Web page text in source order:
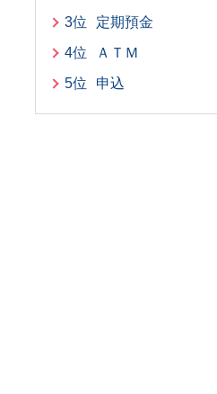
3位
定期預金
4位
ＡＴＭ
5位
申込